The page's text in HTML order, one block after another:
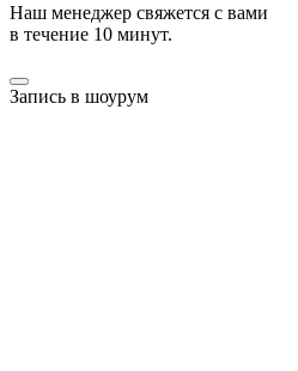
Наш менеджер свяжется с вами
в течение 10 минут.
Запись в шоурум